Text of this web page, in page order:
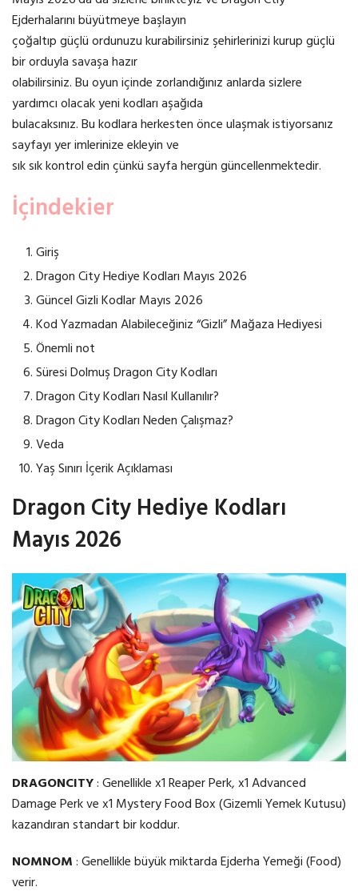
Ejderhalarını büyütmeye başlayın
çoğaltıp güçlü ordunuzu kurabilirsiniz şehirlerinizi kurup güçlü
bir orduyla savaşa hazır
olabilirsiniz. Bu oyun içinde zorlandığınız anlarda sizlere
yardımcı olacak yeni kodları aşağıda
bulacaksınız. Bu kodlara herkesten önce ulaşmak istiyorsanız
sayfayı yer imlerinize ekleyin ve
sık sık kontrol edin çünkü sayfa hergün güncellenmektedir.
İçindekier
Giriş
Dragon City Hediye Kodları Mayıs 2026
Güncel Gizli Kodlar Mayıs 2026
Kod Yazmadan Alabileceğiniz “Gizli” Mağaza Hediyesi
Önemli not
Süresi Dolmuş Dragon City Kodları
Dragon City Kodları Nasıl Kullanılır?
Dragon City Kodları Neden Çalışmaz?
Veda
Yaş Sınırı İçerik Açıklaması
Dragon City Hediye Kodları
Mayıs 2026
DRAGONCITY: Genellikle x1 Reaper Perk, x1 Advanced
Damage Perk ve x1 Mystery Food Box (Gizemli Yemek Kutusu)
kazandıran standart bir koddur.
NOMNOM: Genellikle büyük miktarda Ejderha Yemeği (Food)
verir.